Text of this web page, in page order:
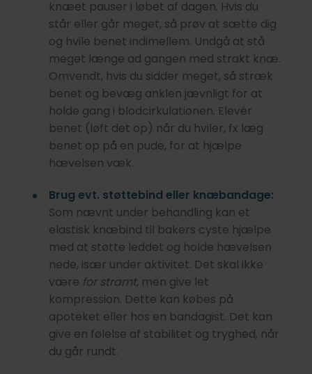
knæet pauser i løbet af dagen. Hvis du
står eller går meget, så prøv at sætte dig
og hvile benet indimellem. Undgå at stå
meget længe ad gangen med strakt knæ.
Omvendt, hvis du sidder meget, så stræk
benet og bevæg anklen jævnligt for at
holde gang i blodcirkulationen. Elevér
benet (løft det op) når du hviler, fx læg
benet op på en pude, for at hjælpe
hævelsen væk.
Brug evt. støttebind eller knæbandage:
Som nævnt under behandling kan et
elastisk knæbind til bakers cyste hjælpe
med at støtte leddet og holde hævelsen
nede, især under aktivitet. Det skal ikke
være for stramt, men give let
kompression. Dette kan købes på
apoteket eller hos en bandagist. Det kan
give en følelse af stabilitet og tryghed, når
du går rundt.